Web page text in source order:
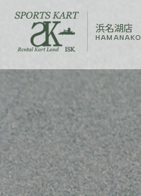
浜名湖店
HAMANAKO